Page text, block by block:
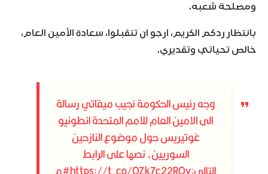
ومصلحة شعبه.
بانتظار ردكم الكريم، ارجو ان تتقبلوا، سعادة الأمين العام،
خالص تحياتي وتقديري.
وجه رئيس الحكومة نجيب ميقاتي رسالة
الى الامين العام للامم المتحدة انطونيو
غوتيريس حول موضوع النازحين
السوريين، نصها على الرابط